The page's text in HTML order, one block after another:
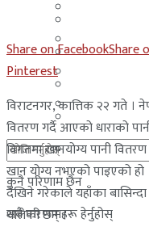
युएई
साउदी अरब
कुनै परिणाम छैन
सबै परिणामहरू हेर्नुहोस्
मलेसिया
लेबनान
साउदी अरब
Share on FacebookShare
Pinterest
विराटनगर, कात्तिक २२ गते ।
वितरण गर्दै आएको धाराको
विगतमा खानयोग्य पानी
खान योग्य नभएको पाइएको हो
देखिने गरेकाले यहाँका बासिन्दा
थालेका छन् ।